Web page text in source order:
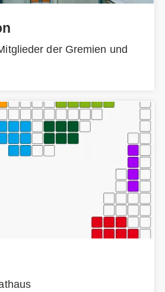
der Gremien und